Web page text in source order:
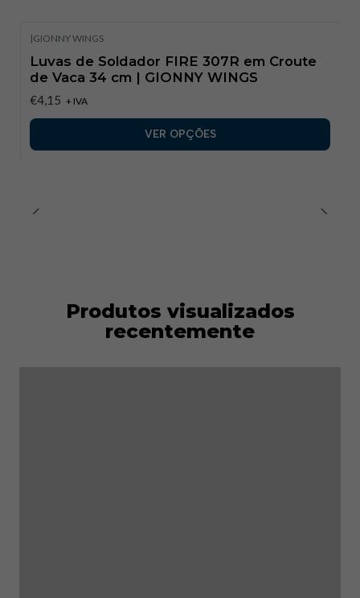
|GIONNY WINGS
Luvas de Soldador FIRE 307R em Croute
de Vaca 34 cm | GIONNY WINGS
€4,15 + IVA
VER OPÇÕES
Produtos visualizados
recentemente